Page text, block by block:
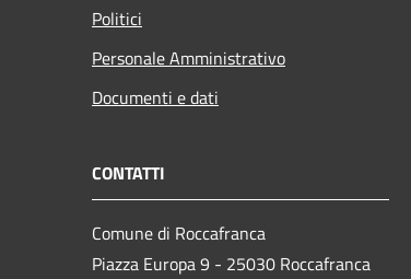
Politici
Personale Amministrativo
Documenti e dati
CONTATTI
Comune di Roccafranca
Piazza Europa 9 - 25030 Roccafranca